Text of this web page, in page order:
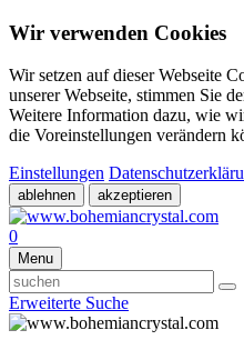
Wir verwenden Cookies
Wir setzen auf dieser Webseite
unserer Webseite, stimmen Sie
Weitere Information dazu, wie
die Voreinstellungen verändern
Einstellungen
ablehnen akzeptieren
0
Menu
Erweiterte Suche